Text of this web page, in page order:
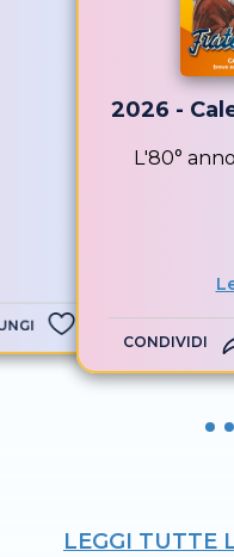
2026 -
L'80°
CONDIVIDI
LEGGI TUTTE